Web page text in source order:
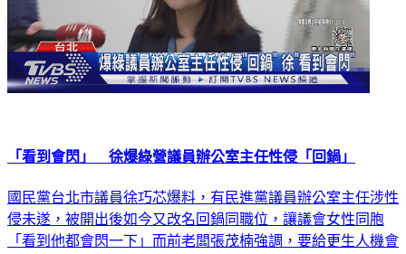
「看到會閃」 徐爆綠營議員辦公室主任性侵「回鍋」
國民黨台北市議員徐巧芯爆料，有民進黨議員辦公室主任涉性
侵未遂，被開出後如今又改名回鍋同職位，讓議會女性同胞
「看到他都會閃一下」而前老闆張茂楠強調，要給更生人機會